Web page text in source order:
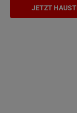
JETZT